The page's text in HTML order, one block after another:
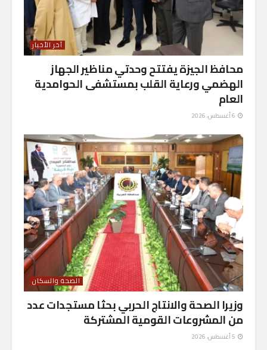
آخر الأخبار
محافظ الجيزة يفتتح وحدتي مناظير الجهاز
الهضمي ورعاية القلب بمستشفى الحوامدية
العام
الصحة والسكان
وزيرا الصحة والانتاج الحربي بحثا مستجدات عدد
من المشروعات القومية المشتركة